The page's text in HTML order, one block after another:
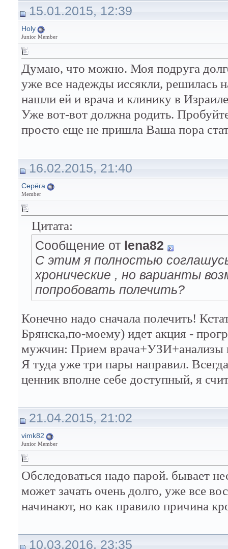
15.01.2015, 12:39
Holy
Junior Member
Думаю, что можно. Моя подруга
уже все надежды иссякли, решилась
нашли ей и врача и клинику в
Уже вот-вот должна родить.
просто еще не пришла Ваша пора
16.02.2015, 21:40
Серёга
Member
Цитата:
Сообщение от lena82
С этим я полностью
хронические , но варианты
попробовать полечить?
Конечно надо сначала полечить!
Брянска,по-моему) идет акция -
мужчин: Прием
Я туда уже три пары направил.
ценник вполне себе доступный, я
21.04.2015, 21:02
vimk82
Junior Member
Обследоваться надо парой. бывает
может зачать очень долго, уже все
начинают, но как правило причина
10.03.2016, 23:35